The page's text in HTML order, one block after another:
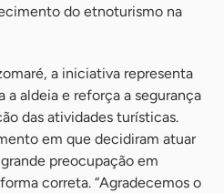
do etnoturismo na
a iniciativa representa
a aldeia e reforça a segurança
das atividades turísticas.
em que decidiram atuar
preocupação em
correta. “Agradecemos o